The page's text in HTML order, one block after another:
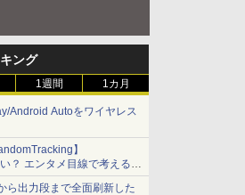
ング
1週間 1カ月
Android Autoをワイヤレス
】
？ エンタメ目線で考える、
Z Fold」
ら出力段まで全面刷新した